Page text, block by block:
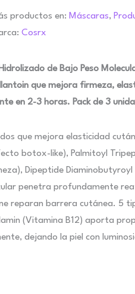
productos en: Máscaras,
Cosrx
de Bajo Peso
que mejora firmeza,
en 2-3 horas. Pack de 3
que mejora elasticidad
botox-like), Palmitoyl
Dipeptide
penetra profundamente
reparan barrera cutánea. 5
(Vitamina B12) aporta
dejando la piel con